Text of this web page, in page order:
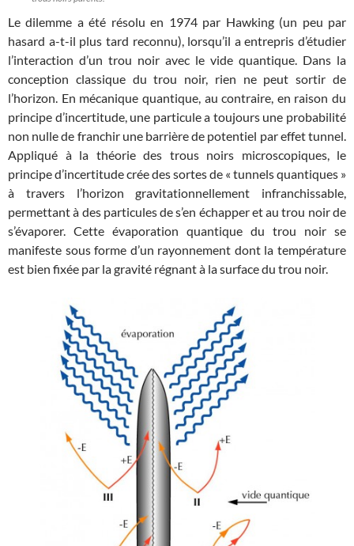
Le dilemme a été résolu en 1974 par Hawking (un peu par
hasard a-t-il plus tard reconnu), lorsqu’il a entrepris d’étudier
l’interaction d’un trou noir avec le vide quantique. Dans la
conception classique du trou noir, rien ne peut sortir de
l’horizon. En mécanique quantique, au contraire, en raison du
principe d’incertitude, une particule a toujours une probabilité
non nulle de franchir une barrière de potentiel par effet tunnel.
Appliqué à la théorie des trous noirs microscopiques, le
principe d’incertitude crée des sortes de « tunnels quantiques »
à travers l’horizon gravitationnellement infranchissable,
permettant à des particules de s’en échapper et au trou noir de
s’évaporer. Cette évaporation quantique du trou noir se
manifeste sous forme d’un rayonnement dont la température
est bien fixée par la gravité régnant à la surface du trou noir.